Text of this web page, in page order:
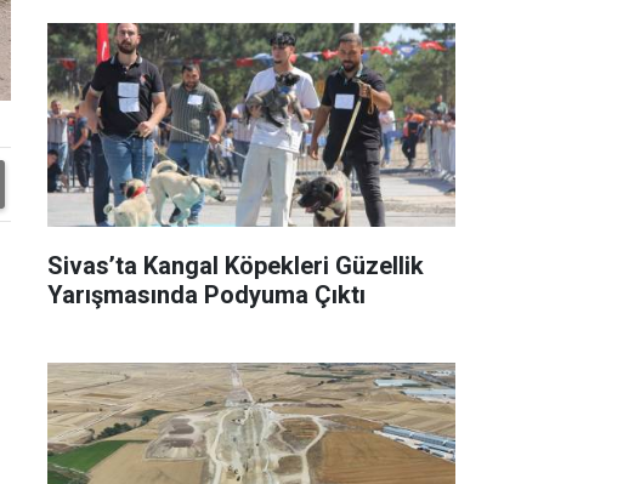
Sivas’ta Kangal Köpekleri Güzellik
Yarışmasında Podyuma Çıktı